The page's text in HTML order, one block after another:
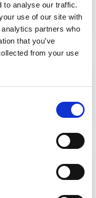
to analyse our traffic.
use of our site with
partners who
that you’ve
from your use